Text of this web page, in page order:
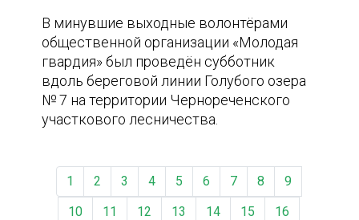
В минувшие выходные волонтёрами
общественной организации «Молодая
гвардия» был проведён субботник
вдоль береговой линии Голубого озера
№ 7 на территории Чернореченского
участкового лесничества.
1 2 3 4 5 6 7 8
9
10
11 12 13 14 15
16